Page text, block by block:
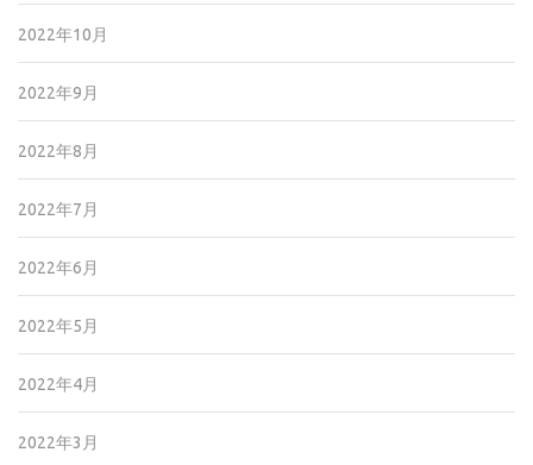
2022年10月
2022年9月
2022年8月
2022年7月
2022年6月
2022年5月
2022年4月
2022年3月